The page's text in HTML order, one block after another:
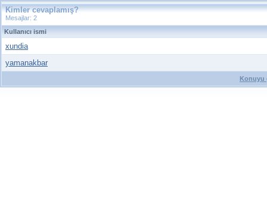
Kimler cevaplamış?
Mesajlar: 2
Kullanıcı ismi
xundia
yamanakbar
Konuyu